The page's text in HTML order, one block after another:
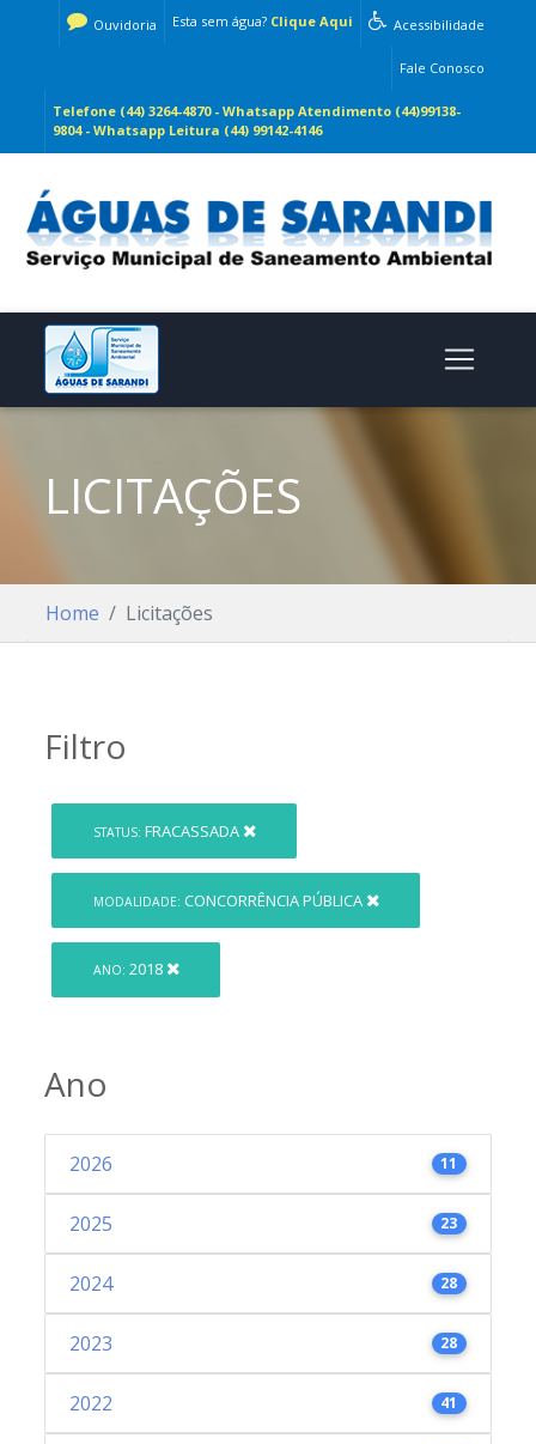
Acessibilidade
Esta sem água? Clique Aqui
Ouvidoria
Fale Conosco
Telefone (44) 3264-4870 - Whatsapp Atendimento (44)99138-
9804 - Whatsapp Leitura (44) 99142-4146
LICITAÇÕES
Home Licitações
Filtro
STATUS: FRACASSADA
MODALIDADE: CONCORRÊNCIA PÚBLICA
ANO: 2018
Ano
2026 11
2025 23
2024 28
2023 28
2022 41